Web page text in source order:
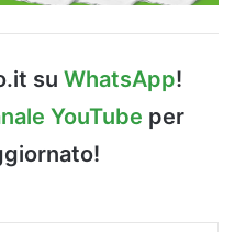
su WhatsApp!
YouTube per